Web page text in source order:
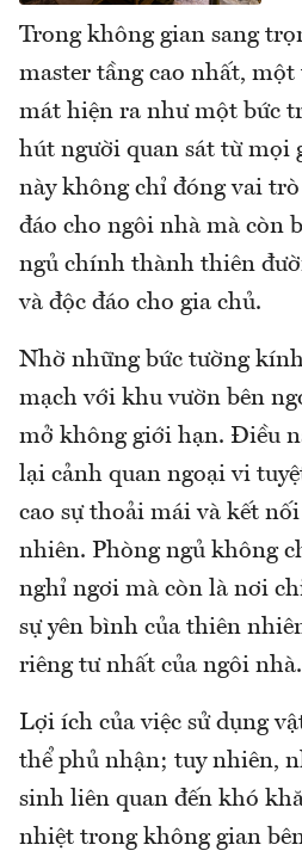
Trong không gian sang
master tầng cao nhất,
mát hiện ra như một bức
hút người quan sát từ mọi
này không chỉ đóng vai
đáo cho ngôi nhà mà còn
ngủ chính thành thiên
và độc đáo cho gia chủ.
Nhờ những bức tường
mạch với khu vườn bên
mở không giới hạn. Điều
lại cảnh quan ngoại vi
cao sự thoải mái và kết
nhiên. Phòng ngủ không
nghỉ ngơi mà còn là nơi
sự yên bình của thiên
riêng tư nhất của ngôi nhà.
Lợi ích của việc sử dụng
thể phủ nhận; tuy nhiên,
sinh liên quan đến khó
nhiệt trong không gian